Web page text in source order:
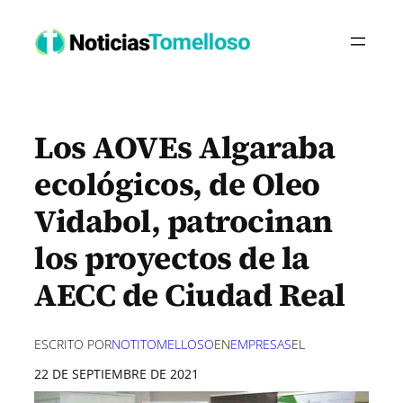
contenido
Los AOVEs Algaraba
ecológicos, de Oleo
Vidabol, patrocinan
los proyectos de la
AECC de Ciudad Real
ESCRITO PORNOTITOMELLOSOENEMPRESASEL
22 DE SEPTIEMBRE DE 2021